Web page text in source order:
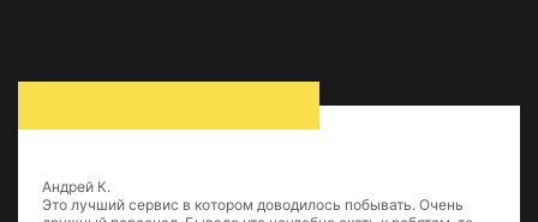
Андрей К.
Это лучший сервис в котором доводилось побывать. Очень